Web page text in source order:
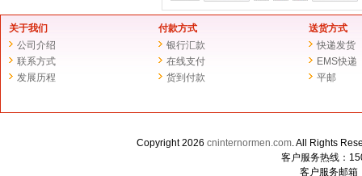
关于我们
公司介绍
联系方式
发展历程
付款方式
银行汇款
在线支付
货到付款
送货方式
快递发货
EMS快递
平邮
Copyright 2026 cninternormen.com. All Rights
客户服务热线：
客户服务邮箱